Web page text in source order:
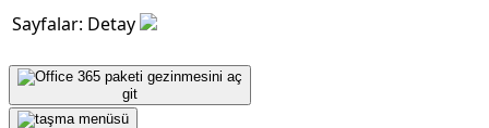
Sayfalar: Detay
git